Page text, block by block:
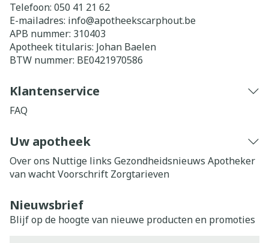
Telefoon: 050 41 21 62
E-mailadres: info@apotheekscarphout.be
APB nummer: 310403
Apotheek titularis: Johan Baelen
BTW nummer: BE0421970586
Klantenservice
FAQ
Uw apotheek
Over ons Nuttige links Gezondheidsnieuws Apotheker
van wachtVoorschrift Zorgtarieven
Nieuwsbrief
Blijf op de hoogte van nieuwe producten en promoties